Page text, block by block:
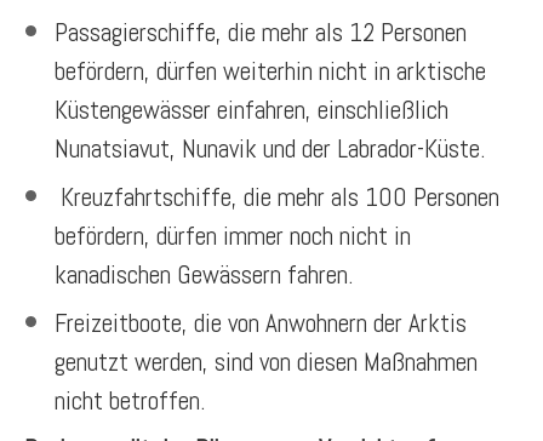
Passagierschiffe, die mehr als 12 Personen
befördern, dürfen weiterhin nicht in arktische
Küstengewässer einfahren, einschließlich
Nunatsiavut, Nunavik und der Labrador-Küste.
Kreuzfahrtschiffe, die mehr als 100 Personen
befördern, dürfen immer noch nicht in
kanadischen Gewässern fahren.
Freizeitboote, die von Anwohnern der Arktis
genutzt werden, sind von diesen Maßnahmen
nicht betroffen.